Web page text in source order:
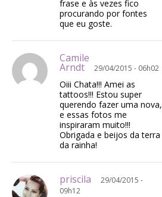
frase e às vezes fico
procurando por fontes
que eu goste.
Camile
Arndt 29/04/2015 - 06h02
Oiii Chata!!! Amei as
tattoos!!! Estou super
querendo fazer uma nova,
e essas fotos me
inspiraram muito!!!
Obrigada e beijos da terra
da rainha!
priscila
29/04/2015 -
09h12